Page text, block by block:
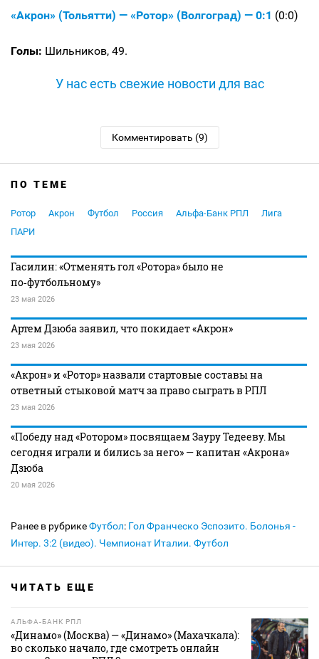
«Акрон» (Тольятти) — «Ротор» (Волгоград) — 0:1 (0:0)
Голы: Шильников, 49.
У нас есть свежие новости для вас
Комментировать (9)
ПО ТЕМЕ
Ротор Акрон Футбол Россия Альфа-Банк РПЛ
Лига
ПАРИ
Гасилин: «Отменять гол «Ротора» было не
по‑футбольному»
23 мая 2026
Артем Дзюба заявил, что покидает «Акрон»
23 мая 2026
«Акрон» и «Ротор» назвали стартовые составы на
ответный стыковой матч за право сыграть в РПЛ
23 мая 2026
«Победу над «Ротором» посвящаем Зауру Тедееву. Мы
сегодня играли и бились за него» — капитан «Акрона»
Дзюба
20 мая 2026
Ранее в рубрикеФутбол: Гол Франческо Эспозито. Болонья -
Интер. 3:2 (видео). Чемпионат Италии. Футбол
ЧИТАТЬ ЕЩЕ
АЛЬФА-БАНК РПЛ
«Динамо» (Москва) — «Динамо» (Махачкала):
во сколько начало, где смотреть онлайн